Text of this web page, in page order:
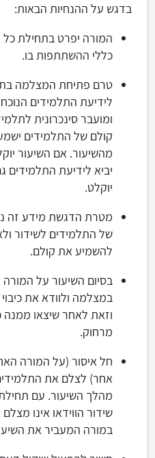
בדגש על ההנחיות הבאות:
המורה יפרט בתחילת
כללי ההשתתפות בו.
טרם פתיחת המצלמה
לידיעת התלמידים
ומועבר סינכרונית
קולם של התלמידים
מהשיעור. אם השיעור
יביא לידיעת התלמידים
יוקלט.
מטרת הדגשת מידע זה
של התלמידים לשידור
להשמיע את קולם.
בסיום השיעור על
במצלמה ולוודא את
וזאת לאחר שיצאו
מרחוק.
חל איסור (על המורה
אחר) לצלם את
מהלך השיעור. עם
שידור הווידאו אינו
במורה המעביר את